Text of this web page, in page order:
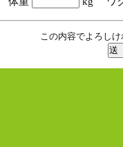
この内容でよろし